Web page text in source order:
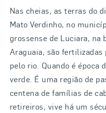
Nas cheias, as terras do
Mato Verdinho, no
grossense de Luciara, na
Araguaia, são
pelo rio. Quando é época
verde. É uma região de
centena de famílias de
retireiros, vive há um